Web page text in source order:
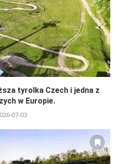
tyrolka Czech i jedna z
w Europie.
07-03